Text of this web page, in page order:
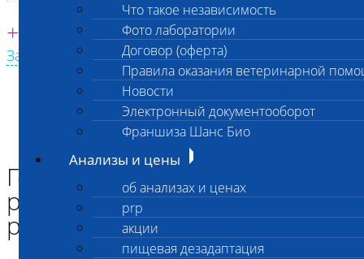
Единая круглосуточная справочная
+7 495 260 0 260
Заказать звонок с сайта
Что такое независимость
Фото лаборатории
Договор (оферта)
Правила оказания ветеринарной
Новости
Электронный документооборот
Франшиза Шанс Био
Анализы и цены
об анализах и ценах
prp
акции
пищевая дезадаптация
Главная страница
Анализы и цены
ГЕНЕТИЧЕСКИЕ КОМПЛЕКСЫ СОБАК
Генетический комплекс для родезийского риджбека
Генетический комплекс для
родезийского риджбека
расширенный